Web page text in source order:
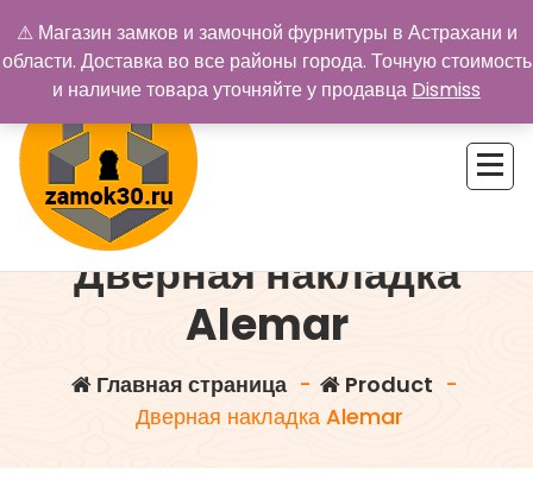
содержимому
Дверная накладка
Alemar
Главная страница - Product -
Дверная накладка Alemar
⚠ Магазин замков и замочной фурнитуры в Астрахани и
области. Доставка во все районы города. Точную стоимость
и наличие товара уточняйте у продавца Dismiss